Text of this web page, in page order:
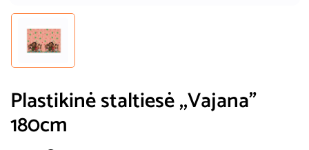
Plastikinė staltiesė ,,Vajana”
180cm